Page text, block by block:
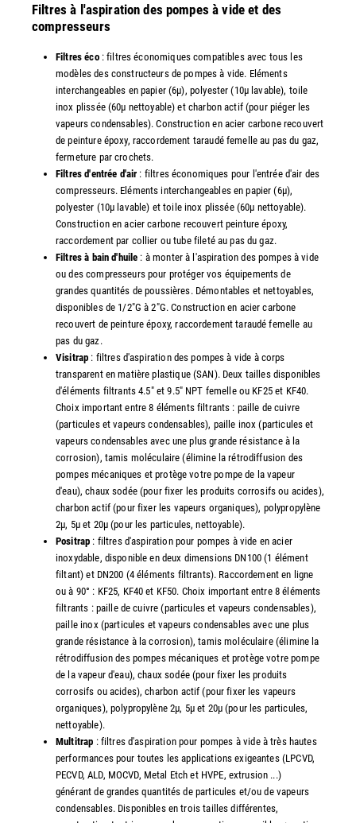
Filtres à l'aspiration des pompes à vide et des
compresseurs
Filtres éco: filtres économiques compatibles avec tous les
modèles des constructeurs de pompes à vide. Eléments
interchangeables en papier (6µ), polyester (10µ lavable), toile
inox plissée (60µ nettoyable) et charbon actif (pour piéger les
vapeurs condensables). Construction en acier carbone recouvert
de peinture époxy, raccordement taraudé femelle au pas du gaz,
fermeture par crochets.
Filtres d'entrée d'air : filtres économiques pour l'entrée d'air des
compresseurs. Eléments interchangeables en papier (6µ),
polyester (10µ lavable) et toile inox plissée (60µ nettoyable).
Construction en acier carbone recouvert peinture époxy,
raccordement par collier ou tube fileté au pas du gaz.
Filtres à bain d'huile : à monter à l'aspiration des pompes à vide
ou des compresseurs pour protéger vos équipements de
grandes quantités de poussières. Démontables et nettoyables,
disponibles de 1/2"G à 2"G. Construction en acier carbone
recouvert de peinture époxy, raccordement taraudé femelle au
pas du gaz.
Visitrap : filtres d'aspiration des pompes à vide à corps
transparent en matière plastique (SAN). Deux tailles disponibles
d'éléments filtrants 4.5" et 9.5" NPT femelle ou KF25 et KF40.
Choix important entre 8 éléments filtrants : paille de cuivre
(particules et vapeurs condensables), paille inox (particules et
vapeurs condensables avec une plus grande résistance à la
corrosion), tamis moléculaire (élimine la rétrodiffusion des
pompes mécaniques et protège votre pompe de la vapeur
d'eau), chaux sodée (pour fixer les produits corrosifs ou acides),
charbon actif (pour fixer les vapeurs organiques), polypropylène
2µ, 5µ et 20µ (pour les particules, nettoyable).
Positrap : filtres d'aspiration pour pompes à vide en acier
inoxydable, disponible en deux dimensions DN100 (1 élément
filtant) et DN200 (4 éléments filtrants). Raccordement en ligne
ou à 90° : KF25, KF40 et KF50. Choix important entre 8 éléments
filtrants : paille de cuivre (particules et vapeurs condensables),
paille inox (particules et vapeurs condensables avec une plus
grande résistance à la corrosion), tamis moléculaire (élimine la
rétrodiffusion des pompes mécaniques et protège votre pompe
de la vapeur d'eau), chaux sodée (pour fixer les produits
corrosifs ou acides), charbon actif (pour fixer les vapeurs
organiques), polypropylène 2µ, 5µ et 20µ (pour les particules,
nettoyable).
Multitrap : filtres d'aspiration pour pompes à vide à très hautes
performances pour toutes les applications exigeantes (LPCVD,
PECVD, ALD, MOCVD, Metal Etch et HVPE, extrusion ...)
générant de grandes quantités de particules et/ou de vapeurs
condensables. Disponibles en trois tailles différentes,